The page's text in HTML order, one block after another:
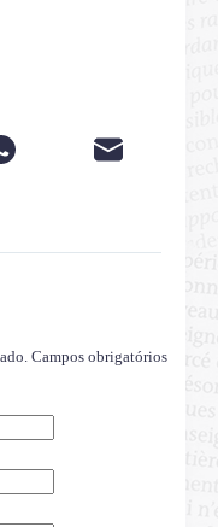
Campos obrigatórios